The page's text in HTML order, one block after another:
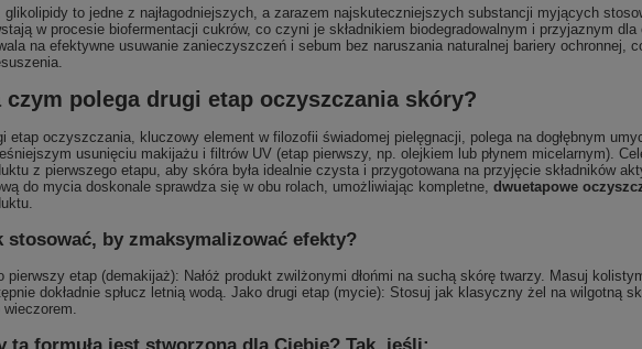
glikolipidy to jedne z najłagodniejszych, a zarazem najskuteczniejszych substancji myjących
w procesie biofermentacji cukrów, co czyni je składnikiem biodegradowalnym i przyjaznym
na efektywne usuwanie zanieczyszczeń i sebum bez naruszania naturalnej bariery ochronnej,
czym polega drugi etap oczyszczania skóry?
etap oczyszczania, kluczowy element w filozofii świadomej pielęgnacji, polega na dogłębnym
usunięciu makijażu i filtrów UV (etap pierwszy, np. olejkiem lub płynem micelarnym).
z pierwszego etapu, aby skóra była idealnie czysta i przygotowana na przyjęcie składników
do mycia doskonale sprawdza się w obu rolach, umożliwiając kompletne, dwuetapowe
stosować, by zmaksymalizować efekty?
pierwszy etap (demakijaż): Nałóż produkt zwilżonymi dłońmi na suchą skórę twarzy. Masuj
dokładnie spłucz letnią wodą. Jako drugi etap (mycie): Stosuj jak klasyczny żel na wilgotną
wieczorem.
ta formuła jest stworzona dla Ciebie? Tak, jeśli: